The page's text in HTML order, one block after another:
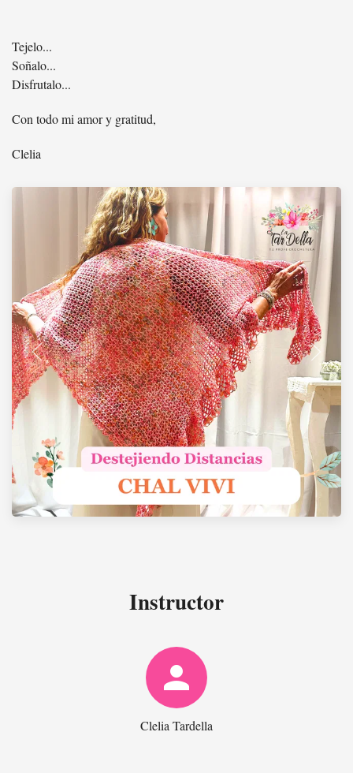
Tejelo...
Soñalo...
Disfrutalo...
Con todo mi amor y gratitud,
Clelia
Instructor
person
Clelia Tardella